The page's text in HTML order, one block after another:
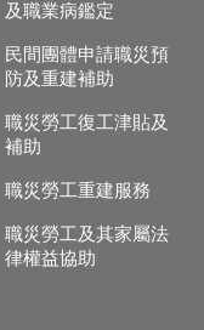
及職業病鑑定
民間團體申請職災預
防及重建補助
職災勞工復工津貼及
補助
職災勞工重建服務
職災勞工及其家屬法
律權益協助